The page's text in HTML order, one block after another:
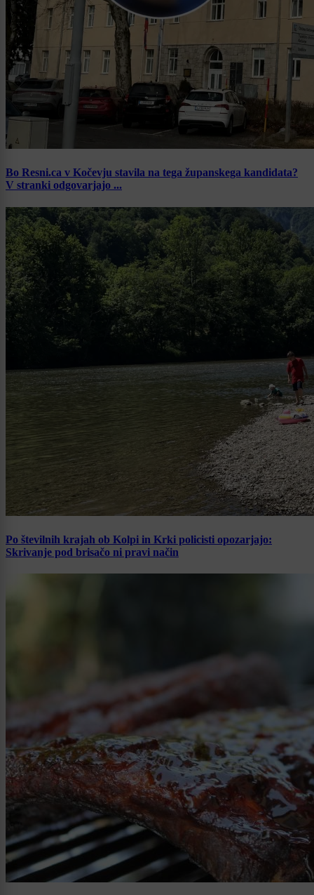
Bo Resni.ca v Kočevju stavila na tega županskega kandidata?
V stranki odgovarjajo ...
Po številnih krajah ob Kolpi in Krki policisti opozarjajo:
Skrivanje pod brisačo ni pravi način